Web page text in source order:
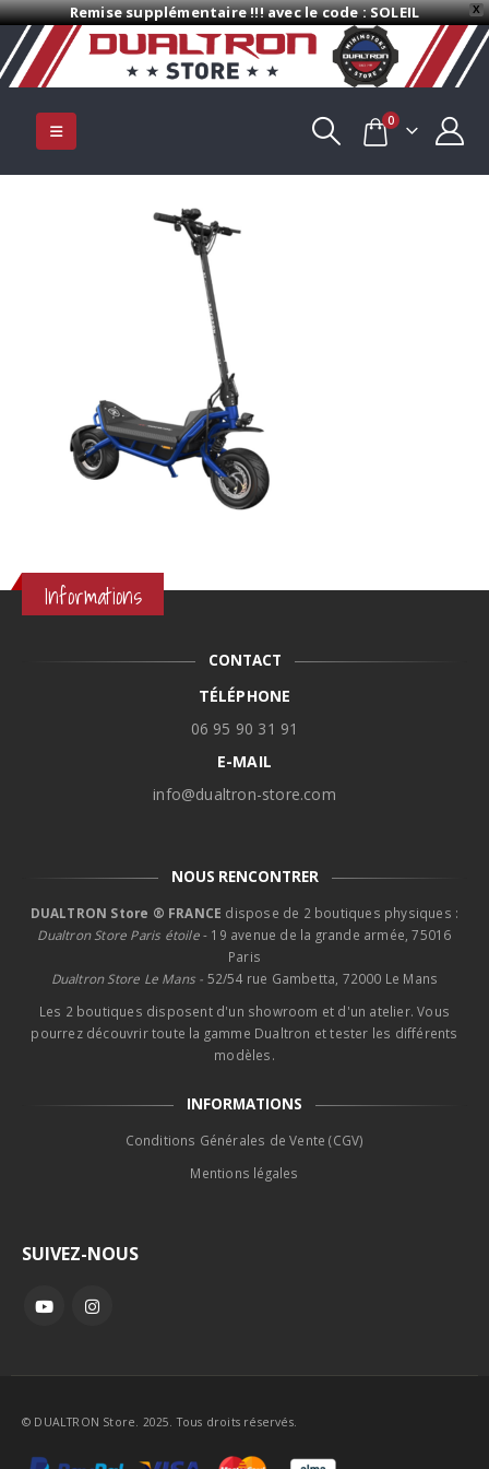
X
Remise supplémentaire !!! avec le code : SOLEIL
0
Informations
CONTACT
TÉLÉPHONE
06 95 90 31 91
E-MAIL
info@dualtron-store.com
NOUS RENCONTRER
DUALTRON Store ® FRANCE dispose de 2 boutiques physiques :
Dualtron Store Paris étoile- 19 avenue de la grande armée, 75016
Paris
Dualtron Store Le Mans - 52/54 rue Gambetta, 72000 Le Mans
Les 2 boutiques disposent d'un showroom et d'un atelier. Vous
pourrez découvrir toute la gamme Dualtron et tester les différents
modèles.
INFORMATIONS
Conditions Générales de Vente (CGV)
Mentions légales
SUIVEZ-NOUS
© DUALTRON Store. 2025. Tous droits réservés.